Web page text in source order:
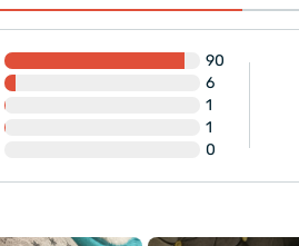
90
6
1
1
0
parmak izi kalan